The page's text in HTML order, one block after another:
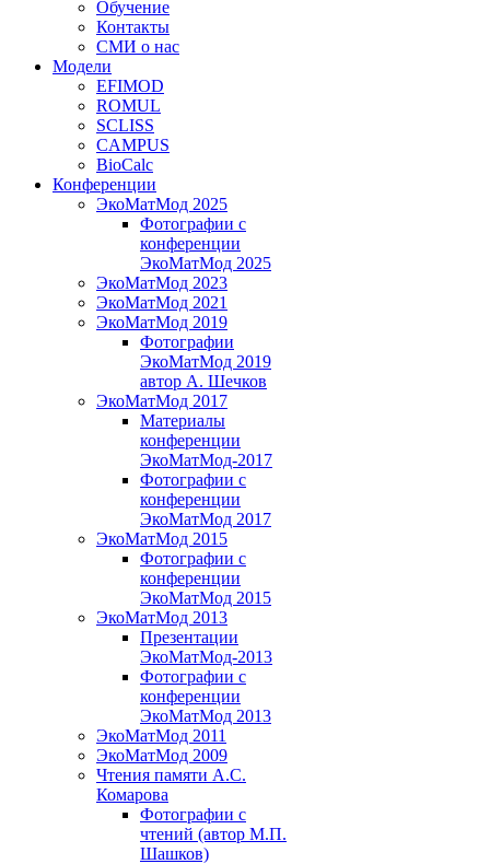
Обучение
Контакты
СМИ о нас
Модели
EFIMOD
ROMUL
SCLISS
CAMPUS
BioCalc
Конференции
ЭкоМатМод 2025
Фотографии с
конференции
ЭкоМатМод 2025
ЭкоМатМод 2023
ЭкоМатМод 2021
ЭкоМатМод 2019
Фотографии
ЭкоМатМод 2019
автор А. Шечков
ЭкоМатМод 2017
Материалы
конференции
ЭкоМатМод-2017
Фотографии с
конференции
ЭкоМатМод 2017
ЭкоМатМод 2015
Фотографии с
конференции
ЭкоМатМод 2015
ЭкоМатМод 2013
Презентации
ЭкоМатМод-2013
Фотографии с
конференции
ЭкоМатМод 2013
ЭкоМатМод 2011
ЭкоМатМод 2009
Чтения памяти А.С.
Комарова
Фотографии с
чтений (автор М.П.
Шашков)